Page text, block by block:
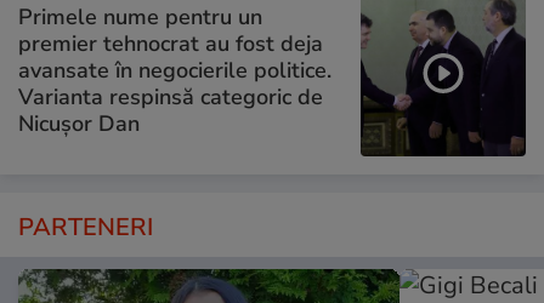
Primele nume pentru un
premier tehnocrat au fost deja
avansate în negocierile politice.
Varianta respinsă categoric de
Nicușor Dan
PARTENERI